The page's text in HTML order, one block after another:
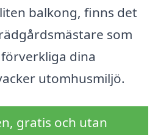
balkong, finns det
som
dina
utomhusmiljö.
gratis och utan